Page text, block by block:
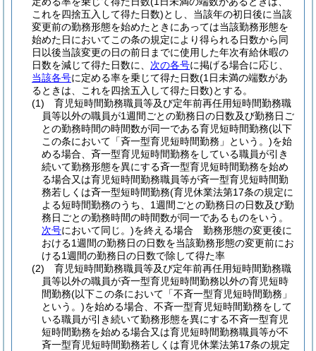
これを四捨五入して得た日数)とし、当該年の初日後に当該
変更前の勤務形態を始めたときにあっては当該勤務形態を
始めた日においてこの条の規定により得られる日数から同
日以後当該変更の日の前日までに使用した年次有給休暇の
日数を減じて得た日数に、 次の各号に掲げる場合に応じ、
当該各号に定める率を乗じて得た日数(1日未満の端数があ
るときは、これを四捨五入して得た日数)とする。
(1)
育児短時間勤務職員等及び定年前再任用短時間勤務職
員等以外の職員が1週間ごとの勤務日の日数及び勤務日ご
との勤務時間の時間数が同一である育児短時間勤務(以下
この条において「斉一型育児短時間勤務」という。)を始
める場合、斉一型育児短時間勤務をしている職員が引き
続いて勤務形態を異にする斉一型育児短時間勤務を始め
る場合又は育児短時間勤務職員等が斉一型育児短時間勤
務若しくは斉一型短時間勤務(育児休業法第17条の規定に
よる短時間勤務のうち、1週間ごとの勤務日の日数及び勤
務日ごとの勤務時間の時間数が同一であるものをいう。
次号において同じ。)を終える場合 勤務形態の変更後に
おける1週間の勤務日の日数を当該勤務形態の変更前にお
ける1週間の勤務日の日数で除して得た率
(2)
育児短時間勤務職員等及び定年前再任用短時間勤務職
員等以外の職員が斉一型育児短時間勤務以外の育児短時
間勤務(以下この条において「不斉一型育児短時間勤務」
という。)を始める場合、不斉一型育児短時間勤務をして
いる職員が引き続いて勤務形態を異にする不斉一型育児
短時間勤務を始める場合又は育児短時間勤務職員等が不
斉一型育児短時間勤務若しくは育児休業法第17条の規定